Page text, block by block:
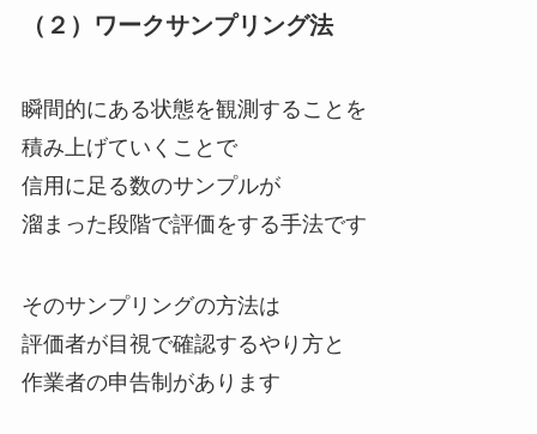
（２）ワークサンプリング法
瞬間的にある状態を観測することを
積み上げていくことで
信用に足る数のサンプルが
溜まった段階で評価をする手法です
そのサンプリングの方法は
評価者が目視で確認するやり方と
作業者の申告制があります